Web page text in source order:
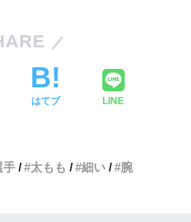
はてブ LINE
手 太もも 細い 腕